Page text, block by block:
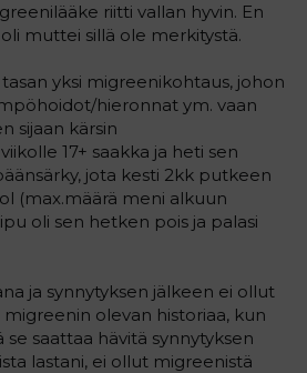
riitti vallan hyvin. En
muttei sillä ole merkitystä.
yksi migreenikohtaus, johon
hieronnat ym. vaan
sijaan kärsin
17+ saakka ja heti sen
jota kesti 2kk putkeen
(max.määrä meni alkuun
oli sen hetken pois ja palasi
ja synnytyksen jälkeen ei ollut
migreenin olevan historiaa, kun
saattaa hävitä synnytyksen
lastani, ei ollut migreenistä